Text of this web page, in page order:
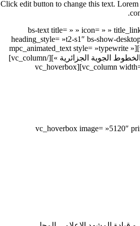
title= »Side »][/mpc_cubebox_side][/mpc_cubebox][vc_hoverbox]Click edit button to
[/vc_hoverbox][/vc_column][/vc_row][vc_row][vc_column][bs-text
heading_style= »t2-s1″ bs-show-
class= » » custom-id= » » css= » »][vc_row content_placement= »middle »][vc_column][mpc_animated_text style= »typewrite »
duration= »300″ delay= »1000″ text_font_size= »30″ text= »جدول للرحلات والمواعيد الخطوط الجوية الجزائرية »][/vc_column]
[/vc_row][vc_row][vc_column width= »1/6″][mpc_animated_text][/vc_column][vc_column width= »2/6″][vc_hoverbox
[/vc_hoverbox][/vc_column][vc_column width= »2/